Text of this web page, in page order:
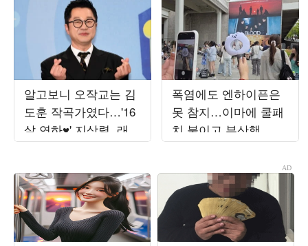
알고보니 오작교는 김
도훈 작곡가였다…'16
살 연하♥' 지상렬, 래퍼
와 만남 성사 ('살림남')
폭염에도 엔하이픈은
못 참지…이마에 쿨패
치 붙이고 부산행
[TEN현장]